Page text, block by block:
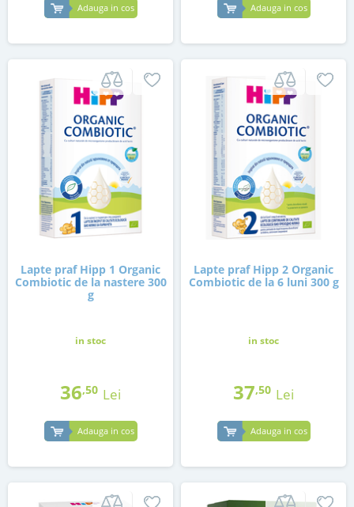
Adauga in cos Adauga in cos
Lapte praf Hipp 1 Organic
Combiotic de la nastere 300
g
in stoc
36,50 Lei
Adauga in cos
Lapte praf Hipp 2 Organic
Combiotic de la 6 luni 300 g
in stoc
37,50 Lei
Adauga in cos